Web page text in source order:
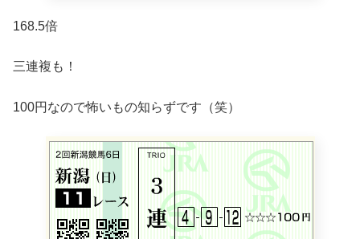
168.5倍
三連複も！
100円なので怖いもの知らずです（笑）